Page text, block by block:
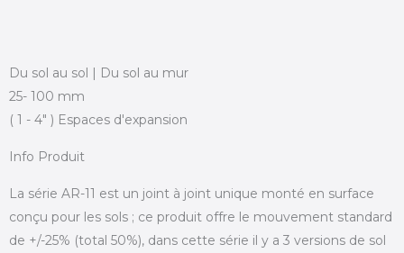
Du sol au sol | Du sol au mur
25- 100 mm
( 1 - 4" ) Espaces d'expansion
Info Produit
La série AR-11 est un joint à joint unique monté en surface
conçu pour les sols ; ce produit offre le mouvement standard
de +/-25% (total 50%), dans cette série il y a 3 versions de sol